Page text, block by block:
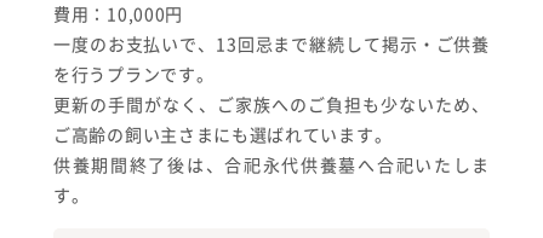
費用：10,000円
一度のお支払いで、13回忌まで継続して掲示・ご供養
を行うプランです。
更新の手間がなく、ご家族へのご負担も少ないため、
ご高齢の飼い主さまにも選ばれています。
供養期間終了後は、合祀永代供養墓へ合祀いたしま
す。